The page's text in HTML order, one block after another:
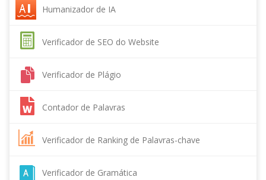
Humanizador de IA
Verificador de SEO do Website
Verificador de Plágio
Contador de Palavras
Verificador de Ranking de Palavras-chave
Verificador de Gramática